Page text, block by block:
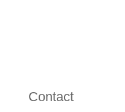
Contact